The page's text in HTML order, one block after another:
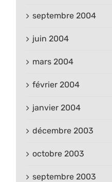
septembre 2004
juin 2004
mars 2004
février 2004
janvier 2004
décembre 2003
octobre 2003
septembre 2003